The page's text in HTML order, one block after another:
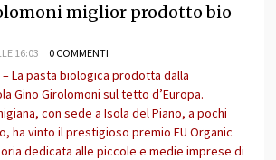
miglior prodotto bio
16:03 0 COMMENTI
– La pasta biologica prodotta dalla
Gino Girolomoni sul tetto d’Europa.
con sede a Isola del Piano, a pochi
ha vinto il prestigioso premio EU Organic
dedicata alle piccole e medie imprese di